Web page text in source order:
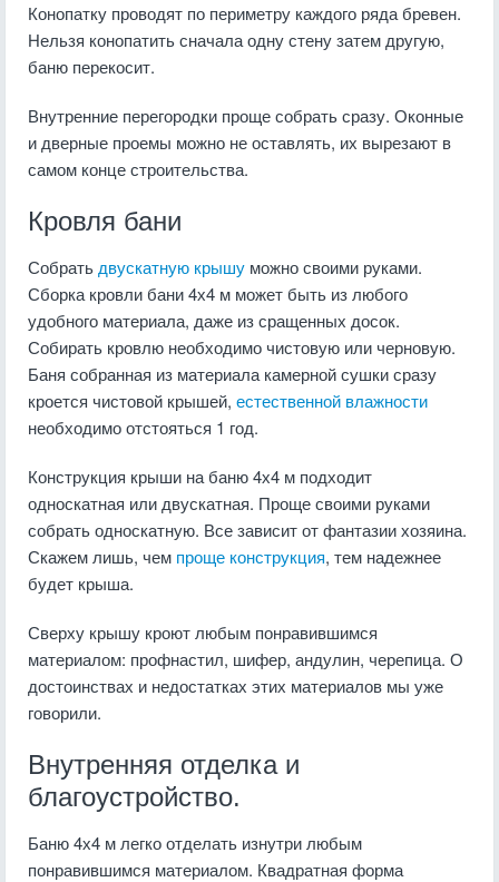
Конопатку проводят по периметру каждого ряда бревен.
Нельзя конопатить сначала одну стену затем другую,
баню перекосит.
Внутренние перегородки проще собрать сразу. Оконные
и дверные проемы можно не оставлять, их вырезают в
самом конце строительства.
Кровля бани
Собрать двускатную крышу можно своими руками.
Сборка кровли бани 4х4 м может быть из любого
удобного материала, даже из сращенных досок.
Собирать кровлю необходимо чистовую или черновую.
Баня собранная из материала камерной сушки сразу
кроется чистовой крышей, естественной влажности
необходимо отстояться 1 год.
Конструкция крыши на баню 4х4 м подходит
односкатная или двускатная. Проще своими руками
собрать односкатную. Все зависит от фантазии хозяина.
Скажем лишь, чем проще конструкция, тем надежнее
будет крыша.
Сверху крышу кроют любым понравившимся
материалом: профнастил, шифер, андулин, черепица. О
достоинствах и недостатках этих материалов мы уже
говорили.
Внутренняя отделка и
благоустройство.
Баню 4х4 м легко отделать изнутри любым
понравившимся материалом. Квадратная форма